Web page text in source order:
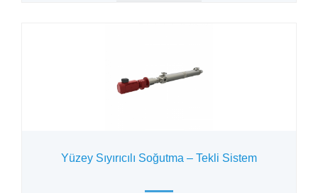
Yüzey Sıyırıcılı Soğutma – Tekli Sistem